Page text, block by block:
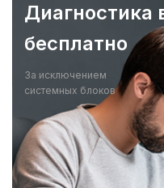
Диагностика
бесплатно
За исключением
системных блоков